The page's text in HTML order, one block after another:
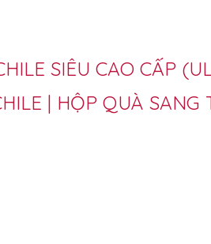
SIÊU CAO CẤP
| HỘP QUÀ SANG